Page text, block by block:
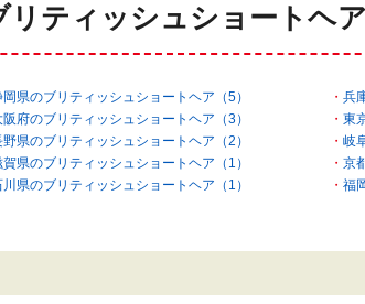
リティッシュショートヘ
岡県のブリティッシュショートヘア（5）
兵
阪府のブリティッシュショートヘア（3）
東
野県のブリティッシュショートヘア（2）
岐
賀県のブリティッシュショートヘア（1）
京
川県のブリティッシュショートヘア（1）
福